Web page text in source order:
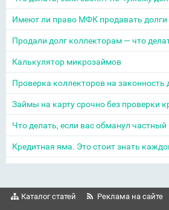
Имеют ли право МФК продавать долги
Продали долг коллекторам — что
Калькулятор микрозаймов
Проверка коллекторов на
Займы на карту срочно без проверки
Что делать, если вас обманул частный
Кредитная яма. Это стоит знать
Каталог статей Реклама на сайте